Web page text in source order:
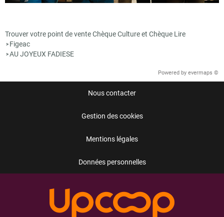
Trouver votre point de vente Chèque Culture et Chèque Lire
> Figeac
>AU JOYEUX FADIESE
Powered by evermaps ©
Nous contacter
Gestion des cookies
Mentions légales
Données personnelles